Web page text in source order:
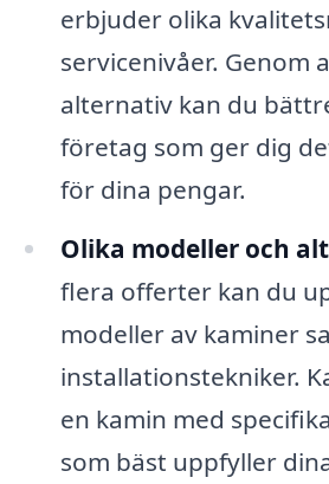
erbjuder olika
servicenivåer. Genom
alternativ kan du
företag som ger dig
för dina pengar.
Olika modeller och
flera offerter kan du
modeller av kaminer
installationstekniker.
en kamin med
som bäst uppfyller